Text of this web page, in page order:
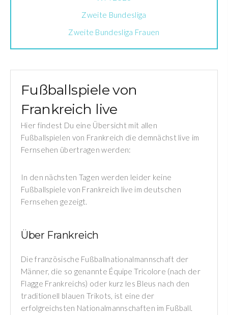
Zweite Bundesliga
Zweite Bundesliga Frauen
Fußballspiele von
Frankreich live
Hier findest Du eine Übersicht mit allen
Fußballspielen von Frankreich die demnächst live im
Fernsehen übertragen werden:
In den nächsten Tagen werden leider keine
Fußballspiele von Frankreich live im deutschen
Fernsehen gezeigt.
Über Frankreich
Die französische Fußballnationalmannschaft der
Männer, die so genannte Équipe Tricolore (nach der
Flagge Frankreichs) oder kurz les Bleus nach den
traditionell blauen Trikots, ist eine der
erfolgreichsten Nationalmannschaften im Fußball.